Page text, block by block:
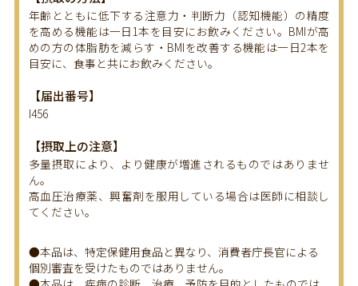
年齢とともに低下する注意力・判断力（認知機能）の精度
を高める機能は一日1本を目安にお飲みください。BMIが高
めの方の体脂肪を減らす・BMIを改善する機能は一日2本を
目安に、食事と共にお飲みください。
【届出番号】
I456
【摂取上の注意】
多量摂取により、より健康が増進されるものではありませ
ん。
高血圧治療薬、興奮剤を服用している場合は医師に相談し
てください。
●本品は、特定保健用食品と異なり、消費者庁長官による
個別審査を受けたものではありません。